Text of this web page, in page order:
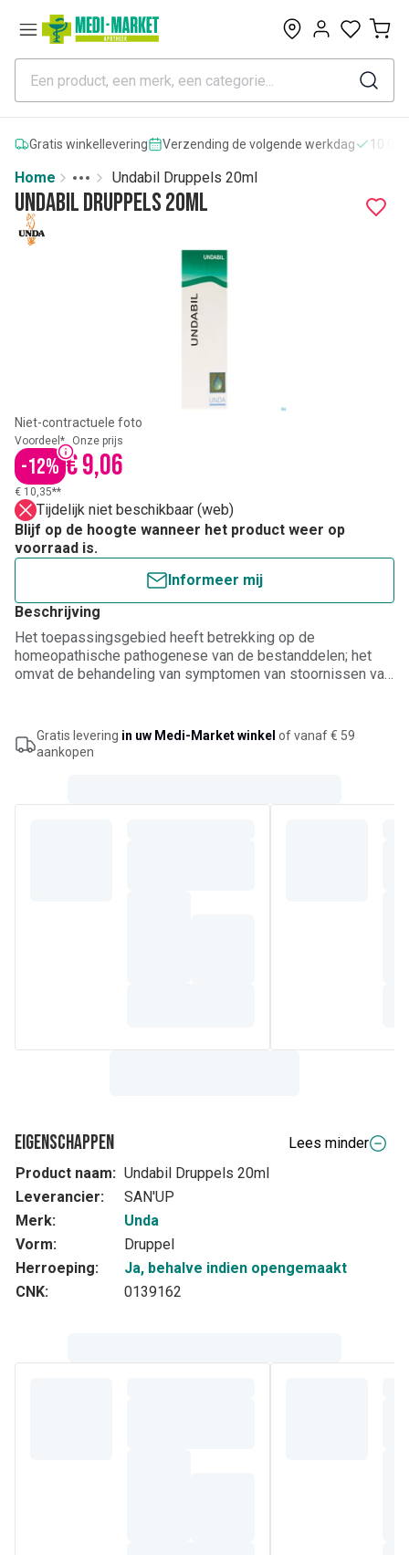
0
Gratis winkellevering Verzending de volgende werkdag
Home
More
Toggle menu
Undabil Druppels 20ml
Undabil Druppels 20ml
Niet-contractuele foto
Voordeel*
-12%
Onze prijs
€ 9,06
€ 10,35**
Tijdelijk niet beschikbaar (web)
Blijf op de hoogte wanneer het product weer op
voorraad is.
Informeer mij
Beschrijving
Het toepassingsgebied heeft betrekking op de
homeopathische pathogenese van de bestanddelen; het
omvat de behandeling van symptomen van stoornissen van
Gratis levering in uw Medi-Market winkel of vanaf € 59
aankopen
Eigenschappen
Lees minder
Product naam: Undabil Druppels 20ml
Leverancier:
SAN'UP
Merk:
Unda
Vorm:
Druppel
Herroeping:
Ja, behalve indien opengemaakt
CNK:
0139162